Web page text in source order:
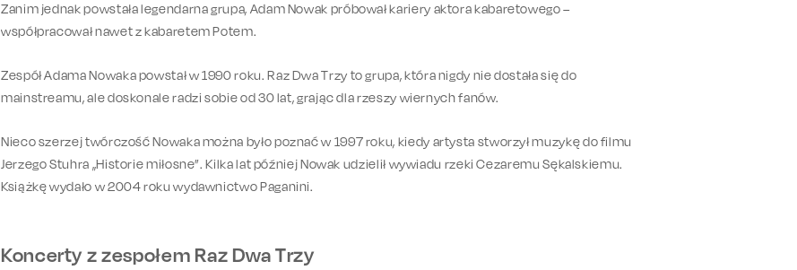
Zanim jednak powstała legendarna grupa, Adam Nowak próbował kariery aktora kabaretowego –
współpracował nawet z kabaretem Potem.
Zespół Adama Nowaka powstał w 1990 roku. Raz Dwa Trzy to grupa, która nigdy nie dostała się do
mainstreamu, ale doskonale radzi sobie od 30 lat, grając dla rzeszy wiernych fanów.
Nieco szerzej twórczość Nowaka można było poznać w 1997 roku, kiedy artysta stworzył muzykę do filmu
Jerzego Stuhra „Historie miłosne”. Kilka lat później Nowak udzielił wywiadu rzeki Cezaremu Sękalskiemu.
Książkę wydało w 2004 roku wydawnictwo Paganini.
Koncerty z zespołem Raz Dwa Trzy